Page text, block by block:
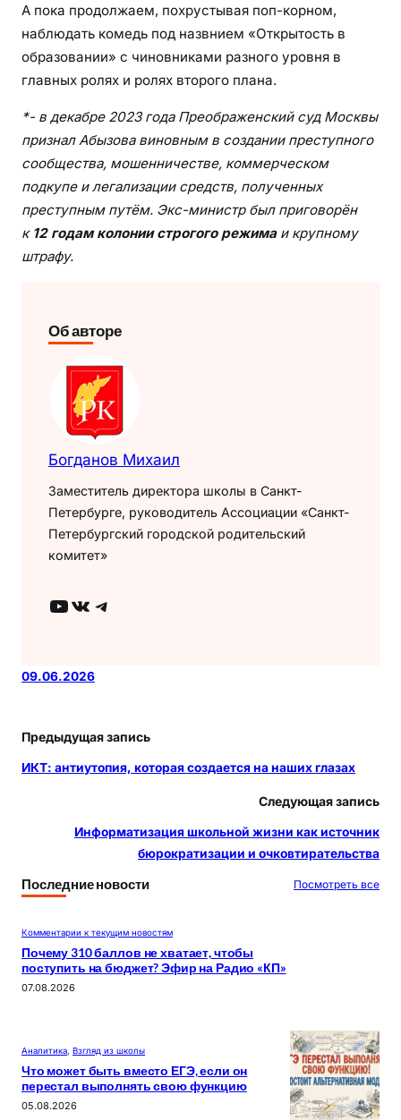
А пока продолжаем, похрустывая поп-корном,
наблюдать комедь под назвнием «Открытость в
образовании» с чиновниками разного уровня в
главных ролях и ролях второго плана.
*- в декабре 2023 года Преображенский суд Москвы
признал Абызова виновным в создании преступного
сообщества, мошенничестве, коммерческом
подкупе и легализации средств, полученных
преступным путём. Экс-министр был приговорён
к 12 годам колонии строгого режимаи крупному
штрафу.
Об авторе
Богданов Михаил
Заместитель директора школы в Санкт-
Петербурге, руководитель Ассоциации «Санкт-
Петербургский городской родительский
комитет»
YouTube ВКонтакте Telegram
09.06.2026
Предыдущая запись
ИКТ: антиутопия, которая создается на наших глазах
Следующая запись
Информатизация школьной жизни как источник
бюрократизации и очковтирательства
Последние новости Посмотреть все
Комментарии к текущим новостям
Почему 310 баллов не хватает, чтобы
поступить на бюджет? Эфир на Радио «КП»
07.08.2026
Аналитика Взгляд из школы
Что может быть вместо ЕГЭ, если он
перестал выполнять свою функцию
05.08.2026